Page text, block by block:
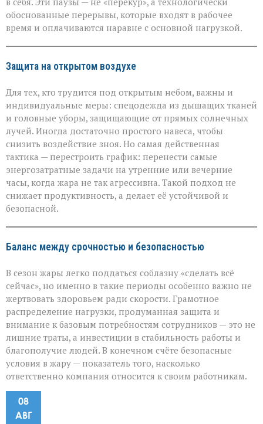
обоснованные перерывы, которые входят в рабочее
время и оплачиваются наравне с основной нагрузкой.
Защита на открытом воздухе
Для тех, кто трудится под открытым небом, важны и
индивидуальные меры: спецодежда из дышащих тканей
и головные уборы, защищающие от прямых солнечных
лучей. Иногда достаточно простого навеса, чтобы
снизить воздействие зноя. Но самая действенная
тактика — перестроить график: перенести самые
энергозатратные задачи на утренние или вечерние
часы, когда жара не так агрессивна. Такой подход не
снижает продуктивность, а делает её устойчивой и
безопасной.
Баланс между срочностью и безопасностью
В сезон жары легко поддаться соблазну «сделать всё
сейчас», но именно в такие периоды особенно важно не
жертвовать здоровьем ради скорости. Грамотное
распределение нагрузки, продуманная защита и
внимание к базовым потребностям сотрудников — это не
лишние траты, а инвестиции в стабильность работы и
благополучие людей. В конечном счёте безопасные
условия в жару — показатель того, насколько
ответственно компания относится к своим работникам.
08
АВГ